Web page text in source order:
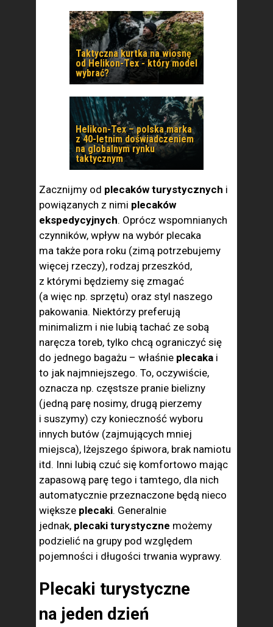
Taktyczna kurtka na wiosnę
od Helikon-Tex - który model
wybrać?
Helikon-Tex – polska marka
z 40-letnim doświadczeniem
na globalnym rynku
taktycznym
Zacznijmy od plecaków turystycznych i
powiązanych z nimi plecaków
ekspedycyjnych. Oprócz wspomnianych
czynników, wpływ na wybór plecaka
ma także pora roku (zimą potrzebujemy
więcej rzeczy), rodzaj przeszkód,
z którymi będziemy się zmagać
(a więc np. sprzętu) oraz styl naszego
pakowania. Niektórzy preferują
minimalizm i nie lubią tachać ze sobą
naręcza toreb, tylko chcą ograniczyć się
do jednego bagażu – właśnie plecaka i
to jak najmniejszego. To, oczywiście,
oznacza np. częstsze pranie bielizny
(jedną parę nosimy, drugą pierzemy
i suszymy) czy konieczność wyboru
innych butów (zajmujących mniej
miejsca), lżejszego śpiwora, brak namiotu
itd. Inni lubią czuć się komfortowo mając
zapasową parę tego i tamtego, dla nich
automatycznie przeznaczone będą nieco
większe plecaki. Generalnie
jednak, plecaki turystyczne możemy
podzielić na grupy pod względem
pojemności i długości trwania wyprawy.
Plecaki turystyczne
na jeden dzień